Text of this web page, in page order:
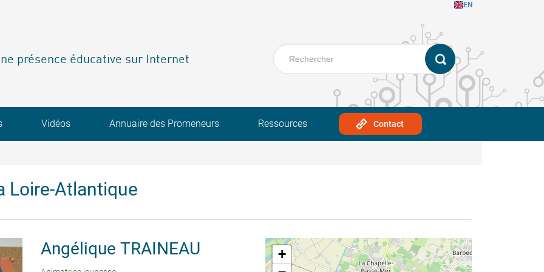
EN
présence éducative sur Internet
Vidéos Annuaire des Promeneurs Ressources Contact
Loire-Atlantique
Angélique TRAINEAU
+